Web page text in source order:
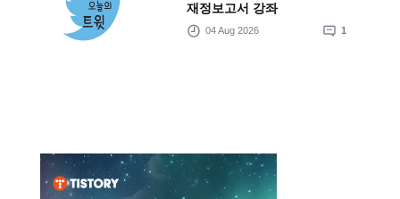
재정보고서 강좌
04 Aug 2026 1